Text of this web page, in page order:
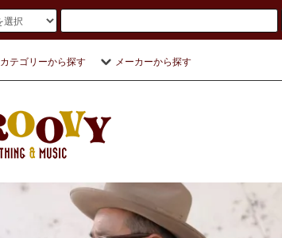
カテゴリーから探す メーカーから探す